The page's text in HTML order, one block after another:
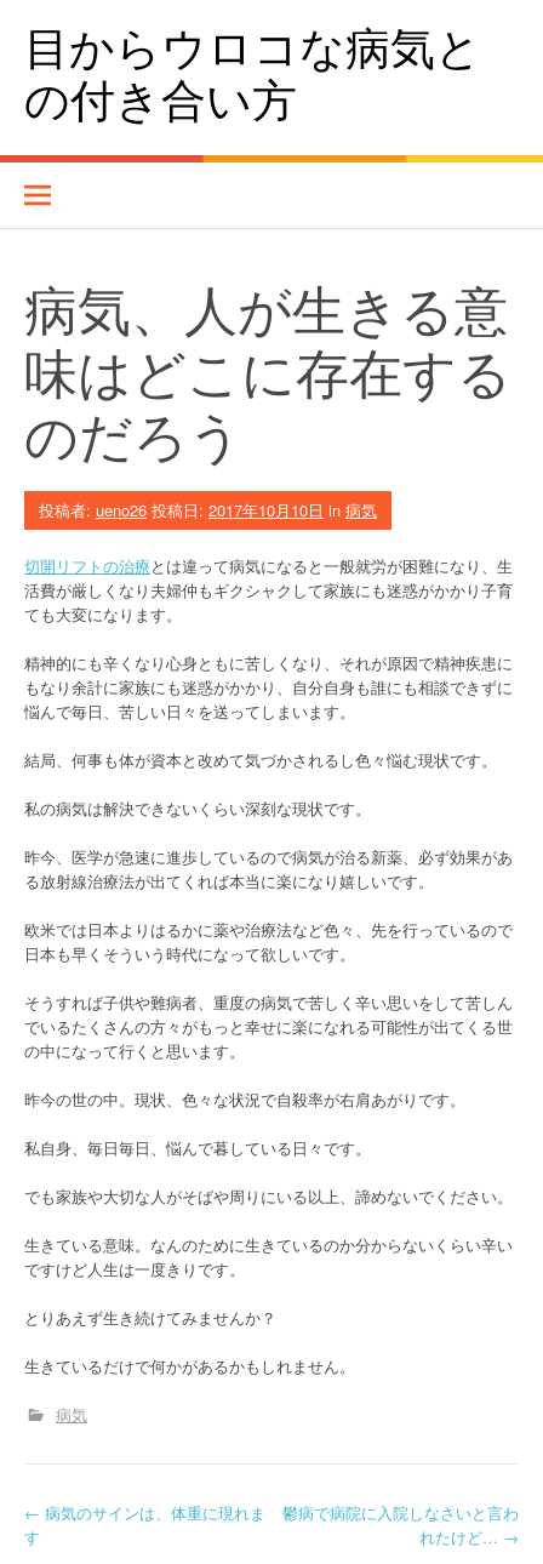
目からウロコな病気と
の付き合い方
病気、人が生きる意
味はどこに存在する
のだろう
投稿者: ueno26 投稿日: 2017年10月10日 in 病気
切開リフトの治療とは違って病気になると一般就労が困難になり、生
活費が厳しくなり夫婦仲もギクシャクして家族にも迷惑がかかり子育
ても大変になります。
精神的にも辛くなり心身ともに苦しくなり、それが原因で精神疾患に
もなり余計に家族にも迷惑がかかり、自分自身も誰にも相談できずに
悩んで毎日、苦しい日々を送ってしまいます。
結局、何事も体が資本と改めて気づかされるし色々悩む現状です。
私の病気は解決できないくらい深刻な現状です。
昨今、医学が急速に進歩しているので病気が治る新薬、必ず効果があ
る放射線治療法が出てくれば本当に楽になり嬉しいです。
欧米では日本よりはるかに薬や治療法など色々、先を行っているので
日本も早くそういう時代になって欲しいです。
そうすれば子供や難病者、重度の病気で苦しく辛い思いをして苦しん
でいるたくさんの方々がもっと幸せに楽になれる可能性が出てくる世
の中になって行くと思います。
昨今の世の中。現状、色々な状況で自殺率が右肩あがりです。
私自身、毎日毎日、悩んで暮している日々です。
でも家族や大切な人がそばや周りにいる以上、諦めないでください。
生きている意味。なんのために生きているのか分からないくらい辛い
ですけど人生は一度きりです。
とりあえず生き続けてみませんか？
生きているだけで何かがあるかもしれません。
病気
投稿ナビゲーション
← 病気のサインは、体重に現れま
す
鬱病で病院に入院しなさいと言わ
れたけど… →